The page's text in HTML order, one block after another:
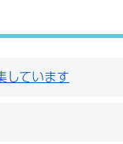
しています